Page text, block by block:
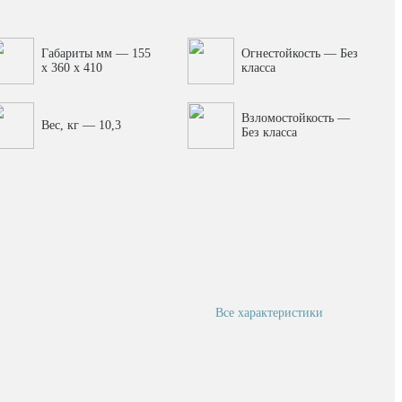
ценности в безопасности, используя этот сейф
обеспечит безопасность ваших ценных
к вашему интерьеру.
Габариты мм — 155
x 360 x 410
Огнестойкость — Без
класса
Вес, кг — 10,3
Взломостойкость —
Без класса
Все характеристики